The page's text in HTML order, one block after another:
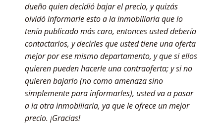
dueño quien decidió bajar el precio, y quizás
olvidó informarle esto a la inmobiliaria que lo
tenía publicado más caro, entonces usted debería
contactarlos, y decirles que usted tiene una oferta
mejor por ese mismo departamento, y que si ellos
quieren pueden hacerle una contraoferta; y si no
quieren bajarlo (no como amenaza sino
simplemente para informarles), usted va a pasar
a la otra inmobiliaria, ya que le ofrece un mejor
precio. ¡Gracias!